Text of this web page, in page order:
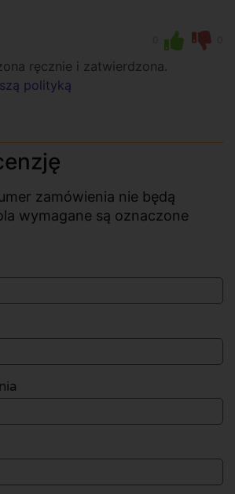
ręcznie i zatwierdzona.
polityką
zamówienia nie będą
wymagane są oznaczone